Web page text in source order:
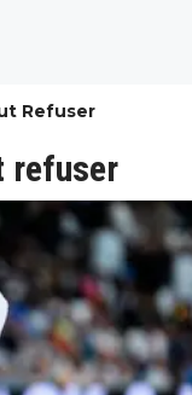
Refuser
refuser